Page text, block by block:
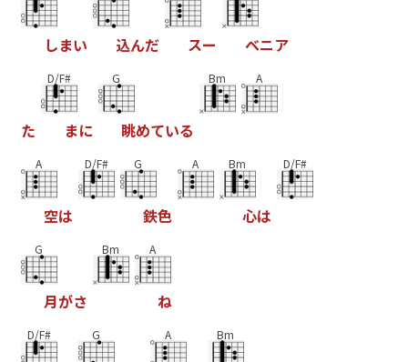
しまい 込んだ スー ベニア
た
D/F#
まに
G
眺めている
Bm A
A
空は
D/F# G
鉄色
A Bm
心は
D/F#
G
月がさ
Bm A
ね
D/F# G A Bm